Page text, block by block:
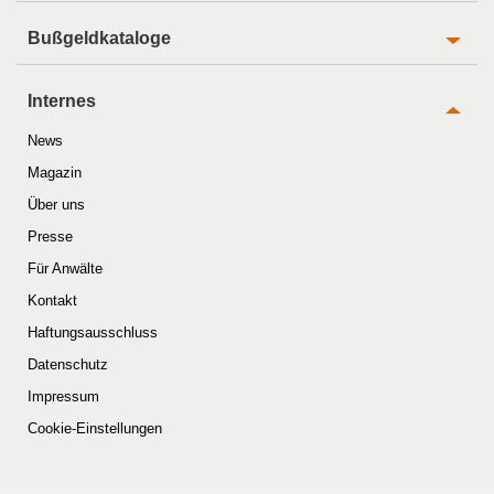
Bußgeldkataloge
Internes
News
Magazin
Über uns
Presse
Für Anwälte
Kontakt
Haftungsausschluss
Datenschutz
Impressum
Cookie-Einstellungen